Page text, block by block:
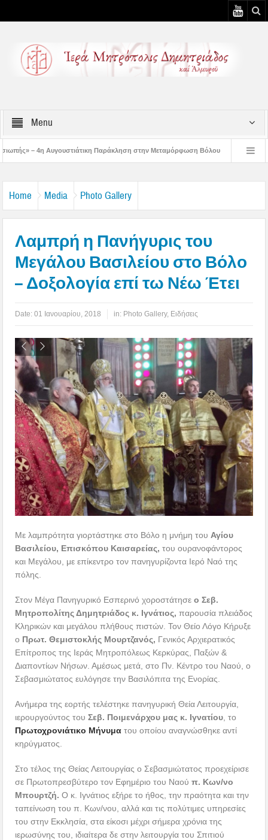
Menu
Παράκληση στην Μεταμόρφωση Βόλου Επίσκεψη του Δ/ντού της Β/
Home Media Photo Gallery
Λαμπρή η Πανήγυρις του
Μεγάλου Βασιλείου στο Βόλο
– Δοξολογία επί τω Νέω Έτει
Date:01 Ιανουαρίου, 2018 in: Photo Gallery, Ειδήσεις
Με λαμπρότητα γιορτάστηκε στο Βόλο η μνήμη του Αγίου
Βασιλείου, Επισκόπου Καισαρείας, του ουρανοφάντορος
και Μεγάλου, με επίκεντρο τον πανηγυρίζοντα Ιερό Ναό της
πόλης.
Στον Μέγα Πανηγυρικό Εσπερινό χοροστάτησεο Σεβ.
Μητροπολίτης Δημητριάδος κ. Ιγνάτιος,παρουσία πλειάδος
Κληρικών και μεγάλου πλήθους πιστών. Τον Θείο Λόγο Κήρυξε
ο Πρωτ. Θεμιστοκλής Μουρτζανός, Γενικός Αρχιερατικός
Επίτροπος της Ιεράς Μητροπόλεως Κερκύρας, Παξών &
Διαποντίων Νήσων. Αμέσως μετά, στο Πν. Κέντρο του Ναού, ο
Σεβασμιώτατος ευλόγησε την Βασιλόπιτα της Ενορίας.
Ανήμερα της εορτής τελέστηκε πανηγυρική Θεία Λειτουργία,
ιερουργούντος τουΣεβ. Ποιμενάρχου μας κ. Ιγνατίου , το
Πρωτοχρονιάτικο Μήνυμα του οποίου αναγνώσθηκε αντί
κηρύγματος.
Στο τέλος της Θείας Λειτουργίας ο Σεβασμιώτατος προεχείρισε
σε Πρωτοπρεσβύτερο τον Εφημέριο του Ναούπ. Κων/νο
Μπουρτζή. Ο κ. Ιγνάτιος εξήρε το ήθος, την πραότητα και την
ταπείνωση του π. Κων/νου, αλλά και τις πολύτιμες υπηρεσίες
του στην Εκκλησία, στα είκοσι μέχρι σήμερα χρόνια της
ιερωσύνης του, ιδιαίτερα δε στην λειτουργία του Σπιτιού